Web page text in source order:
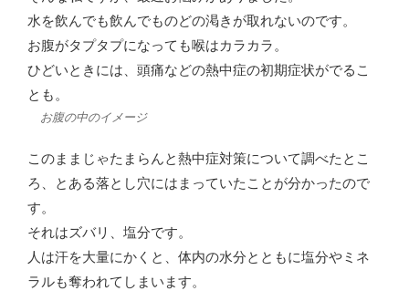
水を飲んでも飲んでものどの渇きが取れないのです。
お腹がタプタプになっても喉はカラカラ。
ひどいときには、頭痛などの熱中症の初期症状がでるこ
とも。
お腹の中のイメージ
このままじゃたまらんと熱中症対策について調べたとこ
ろ、とある落とし穴にはまっていたことが分かったので
す。
それはズバリ、塩分です。
人は汗を大量にかくと、体内の水分とともに塩分やミネ
ラルも奪われてしまいます。